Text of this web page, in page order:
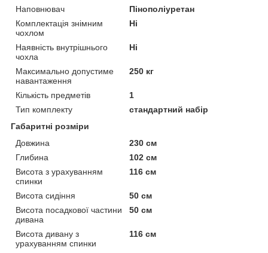
Наповнювач
Пінополіуретан
Комплектація знімним
чохлом
Ні
Наявність внутрішнього
чохла
Ні
Максимально допустиме
навантаження
250 кг
Кількість предметів
1
Тип комплекту
стандартний набір
Габаритні розміри
Довжина
230 см
Глибина
102 см
Висота з урахуванням
спинки
116 см
Висота сидіння
50 см
Висота посадкової частини
дивана
50 см
Висота дивану з
урахуванням спинки
116 см